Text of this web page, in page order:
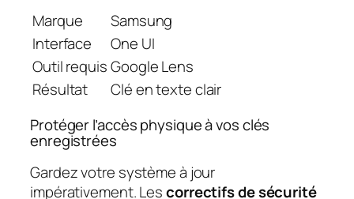
Marque
Samsung
Interface
One UI
Outil requisGoogle Lens
Résultat
Clé en texte clair
Protéger l’accès physique à vos clés
enregistrées
Gardez votre système à jour
impérativement. Lescorrectifs de sécurité